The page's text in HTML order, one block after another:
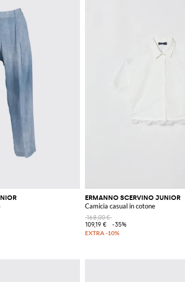
ERMANNO SCERVINO JUNIOR
Camicia casual in cotone
168,00 €
109,19 €
-35%